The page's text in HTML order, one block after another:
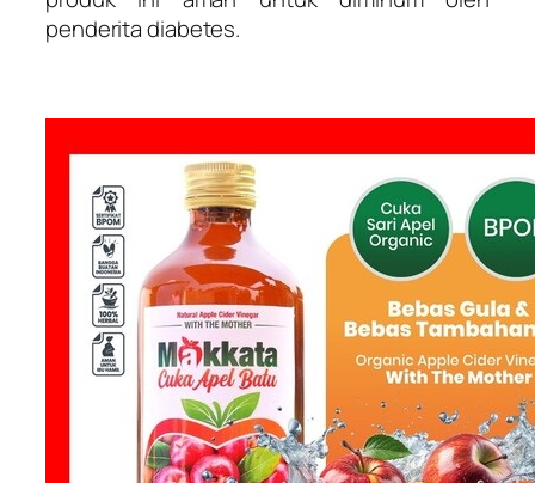
penderita diabetes.